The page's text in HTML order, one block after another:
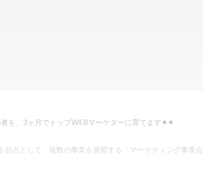
者を、3ヶ月でトップWEBマーケターに育てます⚫︎⚫︎
起点として、複数の事業を展開する「マーケティング事業会